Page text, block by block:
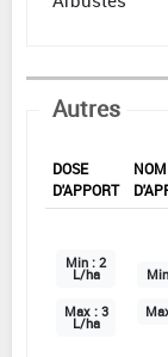
Autres
DOSE
D'APPORT
Min : 2
L/ha
Max : 3
L/ha